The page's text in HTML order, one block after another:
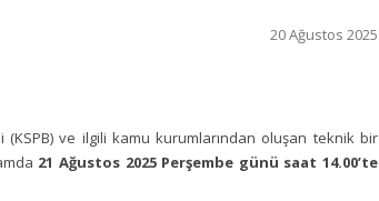
20 Ağustos 2025
(KSPB) ve ilgili kamu kurumlarından oluşan teknik bir
21 Ağustos 2025 Perşembe günü saat 14.00’te